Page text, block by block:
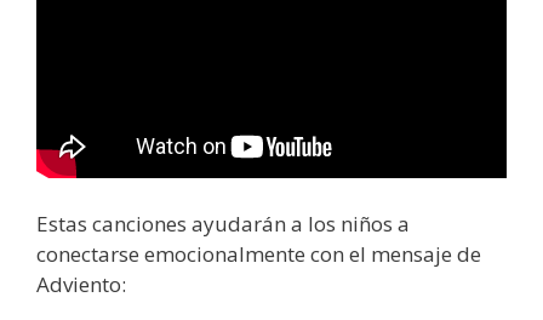
Estas canciones ayudarán a los niños a
conectarse emocionalmente con el mensaje de
Adviento: